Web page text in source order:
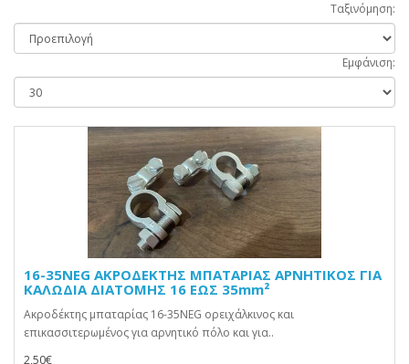
Ταξινόμηση:
Εμφάνιση:
16-35NEG ΑΚΡΟΔΕΚΤΗΣ ΜΠΑΤΑΡΙΑΣ ΑΡΝΗΤΙΚΟΣ ΓΙΑ
ΚΑΛΩΔΙΑ ΔΙΑΤΟΜΗΣ 16 ΕΩΣ 35mm²
Ακροδέκτης μπαταρίας 16-35NEG ορειχάλκινος και
επικασσιτερωμένος για αρνητικό πόλο και για..
2,50€